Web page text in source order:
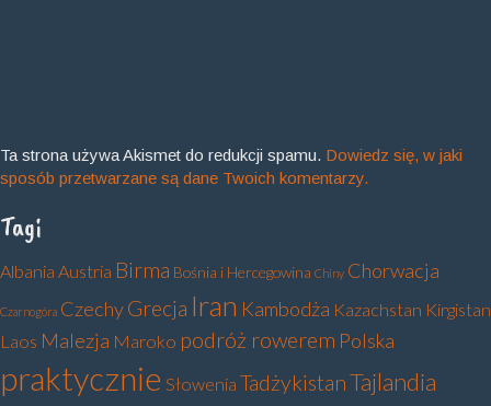
Ta strona używa Akismet do redukcji spamu. Dowiedz się, w jaki
sposób przetwarzane są dane Twoich komentarzy.
Tagi
Albania Austria Birma Bośnia i Hercegowina Chiny Chorwacja
Czarnogóra CzechyGrecja Iran Kambodża Kazachstan Kirgistan
Laos Malezja Maroko podróż rowerem Polska
praktycznie Słowenia TadżykistanTajlandia